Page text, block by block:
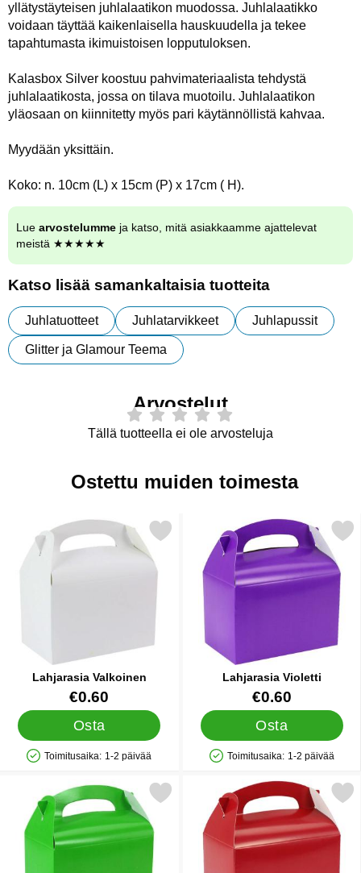
yllätystäyteisen juhlalaatikon muodossa. Juhlalaatikko
voidaan täyttää kaikenlaisella hauskuudella ja tekee
tapahtumasta ikimuistoisen lopputuloksen.
Kalasbox Silver koostuu pahvimateriaalista tehdystä
juhlalaatikosta, jossa on tilava muotoilu. Juhlalaatikon
yläosaan on kiinnitetty myös pari käytännöllistä kahvaa.
Myydään yksittäin.
Koko: n. 10cm (L) x 15cm (P) x 17cm ( H).
Lue arvostelumme ja katso, mitä asiakkaamme ajattelevat
meistä ★★★★★
Katso lisää samankaltaisia tuotteita
Juhlatuotteet Juhlatarvikkeet Juhlapussit
Glitter ja Glamour Teema
Arvostelut
Tällä tuotteella ei ole arvosteluja
Ostettu muiden toimesta
Lahjarasia Valkoinen
Tuote.nro 12409
€0.60
Osta
Saatavuus: Varastossa
Toimitusaika: 1-2 päivää
Merkitse lahjarasia Valkoinen suosikiksi
Lahjarasia Violetti
Tuote.nro 12413
€0.60
Osta
Saatavuus: Varastossa
Toimitusaika: 1-2 päivää
Merkitse lahjarasia
Merkitse lahjarasia Vihreä suosikiksiMerkitse lahjarasia